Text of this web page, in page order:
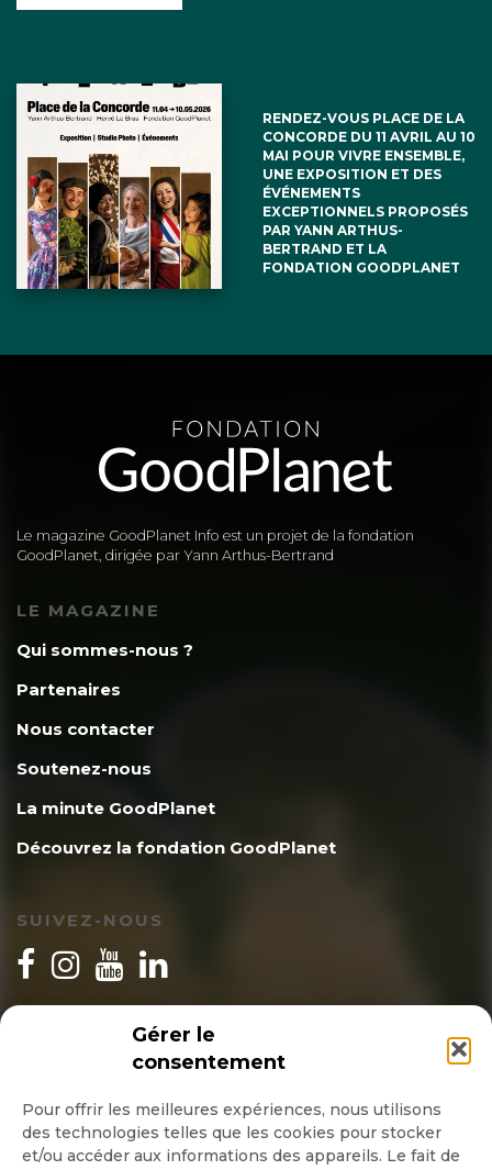
Gérer le
consentement
Pour offrir les meilleures expériences, nous utilisons
des technologies telles que les cookies pour stocker
et/ou accéder aux informations des appareils. Le fait de
RENDEZ-VOUS PLACE DE LA
CONCORDE DU 11 AVRIL AU 10
MAI POUR VIVRE ENSEMBLE,
UNE EXPOSITION ET DES
ÉVÉNEMENTS
EXCEPTIONNELS PROPOSÉS
PAR YANN ARTHUS-
BERTRAND ET LA
FONDATION GOODPLANET
Le magazine GoodPlanet Info est un projet de la fondation
GoodPlanet, dirigée par Yann Arthus-Bertrand
LE MAGAZINE
Qui sommes-nous ?
Partenaires
Nous contacter
Soutenez-nous
La minute GoodPlanet
Découvrez la fondation GoodPlanet
SUIVEZ-NOUS
INSCRIPTION NEWSLETTER
Quotidienne